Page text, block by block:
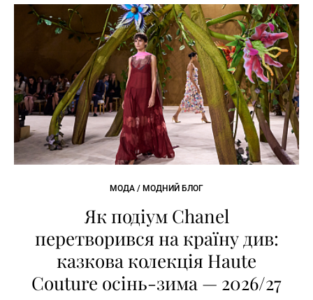
МОДА / МОДНИЙ БЛОГ
Як подіум Chanel
перетворився на країну див:
казкова колекція Haute
Couture осінь-зима — 2026/27